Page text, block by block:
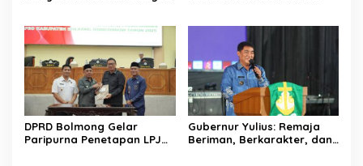
DPRD Bolmong Gelar
Paripurna Penetapan LPJ
Gubernur Yulius: Remaja
Beriman, Berkarakter, dan